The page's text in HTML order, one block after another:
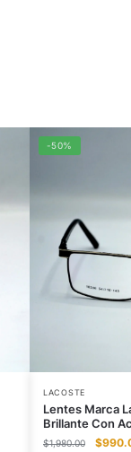
-50%
LACOSTE
Lentes Marca
Brillante Con
$1,980.00 $